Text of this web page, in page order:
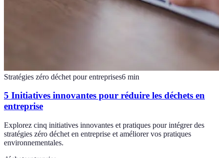
Stratégies zéro déchet pour entreprises6 min
5 Initiatives innovantes pour réduire les déchets en
entreprise
Explorez cinq initiatives innovantes et pratiques pour intégrer des
stratégies zéro déchet en entreprise et améliorer vos pratiques
environnementales.